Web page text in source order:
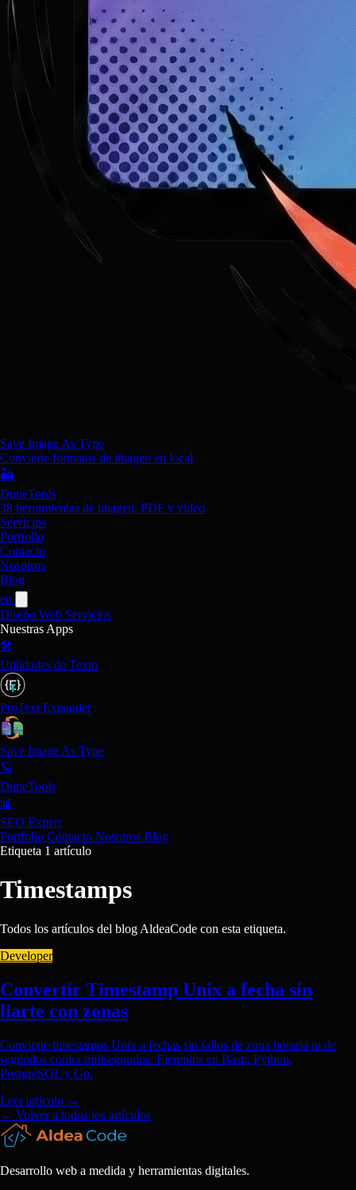
Save Image As Type
Convierte formatos de imagen en local
🏜️
DuneTools
38 herramientas de imagen, PDF y vídeo
Servicios
Portfolio
Contacto
Nosotros
Blog
en
Diseño Web Servicios
Nuestras Apps
🛠️
Utilidades de Texto
ProText Expander
Save Image As Type
🪐
DuneTools
📊
SEO Expert
Portfolio Contacto Nosotros Blog
Etiqueta 1 artículo
Timestamps
Todos los artículos del blog AldeaCode con esta etiqueta.
Developer
Convertir Timestamp Unix a fecha sin
liarte con zonas
Convierte timestamps Unix a fechas sin fallos de zona horaria ni de
segundos contra milisegundos. Ejemplos en Bash, Python,
PostgreSQL y Go.
Leer artículo →
← Volver a todos los artículos
Desarrollo web a medida y herramientas digitales.